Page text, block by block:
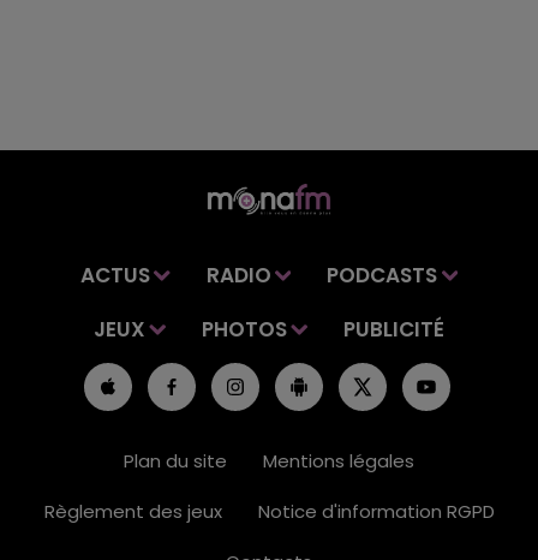
ACTUS RADIO
PODCASTS
JEUX
PHOTOS PUBLICITÉ
Plan du site
Mentions légales
Règlement des jeux
Notice d'information RGPD